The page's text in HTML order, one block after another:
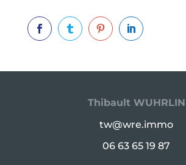
   
Thibault WUHRLIN
tw@wre.immo
06 63 65 19 87